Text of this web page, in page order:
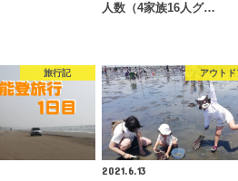
人数（4家族16人グ…
旅行記 アウトド
2021.6.13